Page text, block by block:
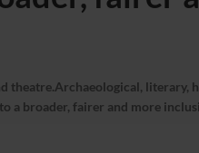
theatre.Archaeological,
a broader, fairer and more